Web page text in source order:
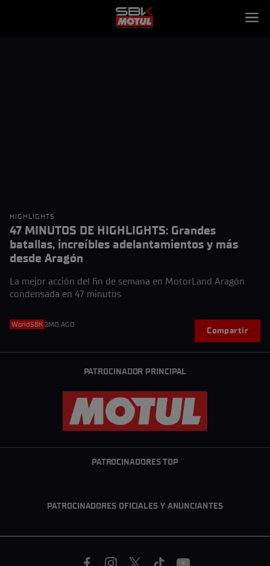
HIGHLIGHTS
47 MINUTOS DE HIGHLIGHTS: Grandes
batallas, increíbles adelantamientos y más
desde Aragón
La mejor acción del fin de semana en MotorLand Aragón
condensada en 47 minutos
WorldSBK 2MO AGO
Compartir
PATROCINADOR PRINCIPAL
PATROCINADORES TOP
PATROCINADORES OFICIALES Y ANUNCIANTES